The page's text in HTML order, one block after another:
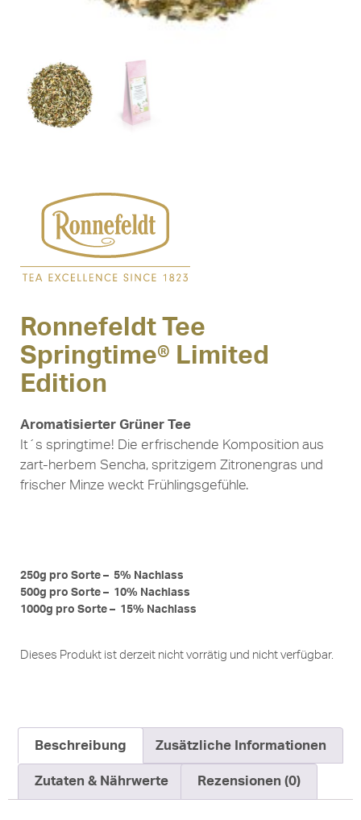
Ronnefeldt Tee
Springtime® Limited
Edition
Aromatisierter Grüner Tee
It´s springtime! Die erfrischende Komposition aus
zart-herbem Sencha, spritzigem Zitronengras und
frischer Minze weckt Frühlingsgefühle.
250g pro Sorte – 5% Nachlass
500g pro Sorte – 10% Nachlass
1000g pro Sorte – 15% Nachlass
Dieses Produkt ist derzeit nicht vorrätig und nicht verfügbar.
Beschreibung Zusätzliche Informationen
Zutaten & Nährwerte Rezensionen (0)